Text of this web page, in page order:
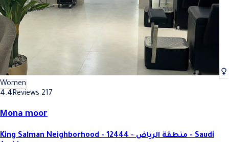
Women
4.4Reviews 217
Mona moor
King Salman Neighborhood - 12444 - منطقة الرياض - Saudi